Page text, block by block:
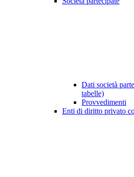
Dati società
tabelle)
Provvedimenti
Enti di diritto privato